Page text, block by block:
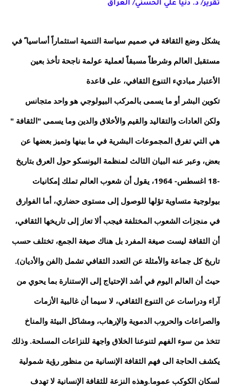
تقرير/ د. دنيا علي الحسني/ العراق
يشكل وضع الثقافة في صميم سياسة التنمية استثماراً أساسيا ً في
مستقبل العالم وشرطاً مسبقاً لعملية عولمة ناجحة تأخذ بعين
الأعتبار مباديء التنوع الثقافي، على قاعدة
تكوين البشر أو ما يسمى بالمركب البيولوجي هو واحد متجانس
ولكن العادات والتقاليد والقيم والأخلاق والدين وما يسمى "الثقافة "
هي التي تفرق المجموعات البشرية في ما بينها وتميز بعضها عن
بعض، وعبر عنه البيان الثالث لمنظمة اليونسكو حول العرق بتاريخ
-18 اغسطس- 1964، يقول أن شعوب العالم تملك إمكانيات
بيولوجية متساوية تؤلها للوصول إلى مستوى حضاري، أما الفوارق
في منجزات الشعوب المختلفة فيجب ألا تعاز إلى تاريخها الثقافي،
أن الثقافة ليست صيغة المفرد بل هناك صيغة الجمع، تختلف حسب
تاريخ كل جماعة والأمثلة عن التعدد الثقافي تشمل (الفن والأديان).
حيث أن العالم اليوم في أشد الإحتياج إلى الإستنارة بما يحوي من
آراء ودراسات عن التنوع الثقافي، لا سيما أن غالبية الأزمات
والصراعات والحروب الدموية والإرهاب، ومشاكل البيئة والمناخ
تتخذ من سوء الفهم لتنوعنا الخلاق واجهة للنزاعات المسلحة. وذلك
يكشف الحاجة الى فهم الثقافة الإنسانية من منظور رؤية شمولية
لسكان الكوكب عموما.وهذه النزعة للثقافة الإنسانية لا تهدف